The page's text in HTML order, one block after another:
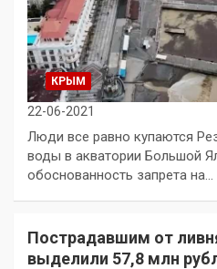
КРЫМ
22-06-2021
Люди все равно купаются
воды в акватории Большой
обоснованность запрета на…
Пострадавшим от
выделили 57,8 млн